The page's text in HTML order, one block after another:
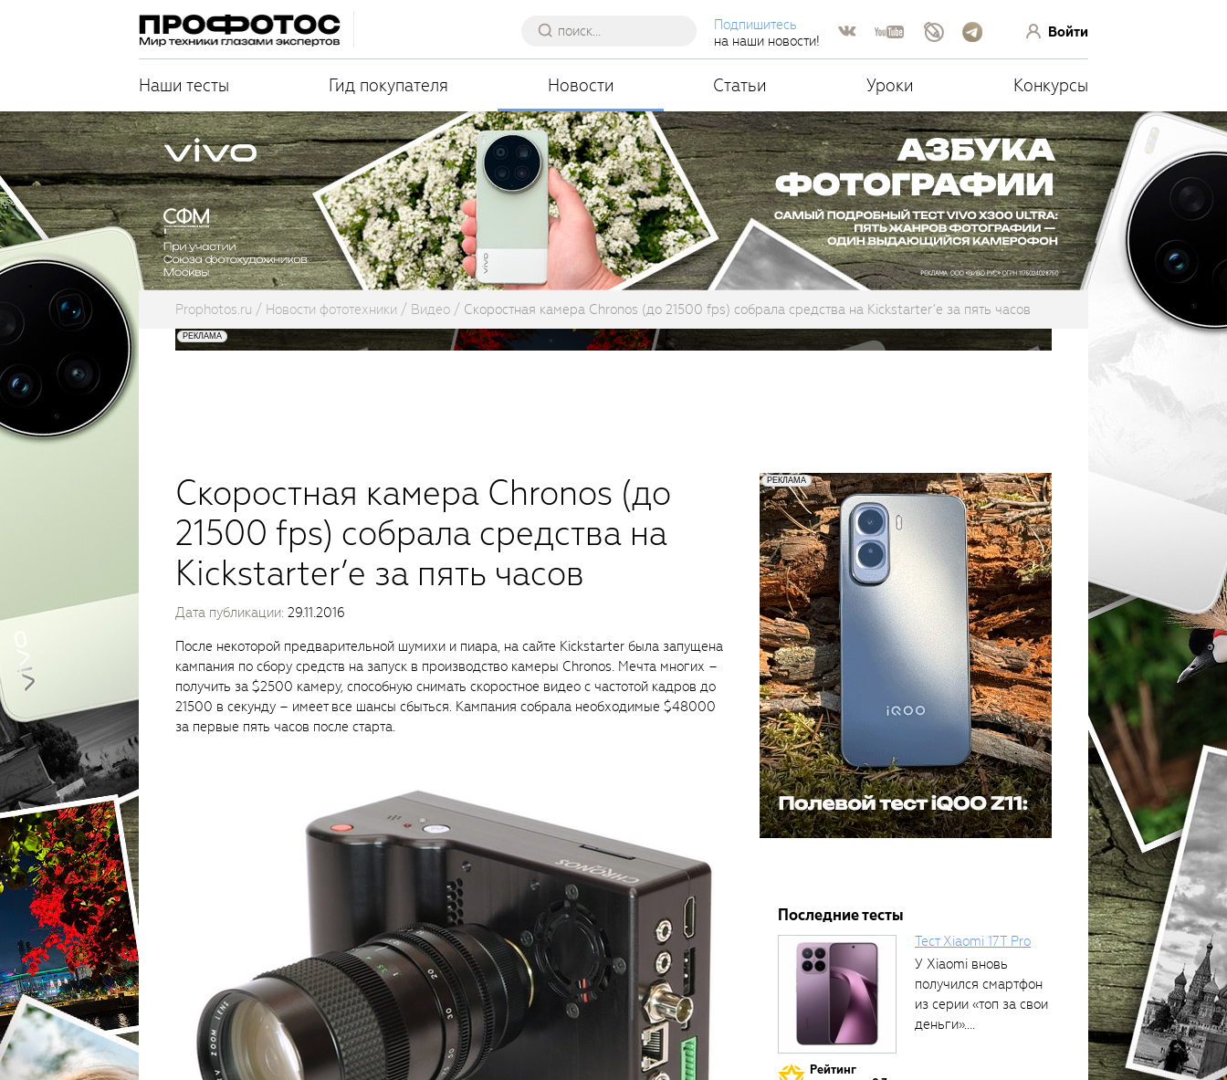
Подпишитесь
на наши новости!
Войти
Наши тесты Гид покупателя Новости Статьи Уроки Конкурсы
Prophotos.ru Новости фототехники Видео Скоростная камера Chronos (до 21500 fps) собрала средства на Kickstarter’е за пять часов
Скоростная камера Chronos (до
21500 fps) собрала средства на
Kickstarter’е за пять часов
Дата публикации: 29.11.2016
После некоторой предварительной шумихи и пиара, на сайте Kickstarter была запущена
кампания по сбору средств на запуск в производство камеры Chronos. Мечта многих –
получить за $2500 камеру, способную снимать скоростное видео с частотой кадров до
21500 в секунду – имеет все шансы сбыться. Кампания собрала необходимые $48000
за первые пять часов после старта.
Последние тесты
Рейтинг
Тест Xiaomi 17T Pro
У Xiaomi вновь
получился смартфон
из серии «топ за свои
деньги»....